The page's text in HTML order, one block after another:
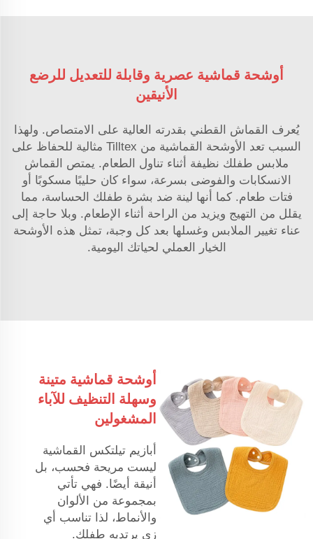
أوشحة قماشية عصرية وقابلة للتعديل للرضع
الأنيقين
يُعرف القماش القطني بقدرته العالية على الامتصاص. ولهذا
السبب تعد الأوشحة القماشية من Tilltex مثالية للحفاظ على
ملابس طفلك نظيفة أثناء تناول الطعام. يمتص القماش
الانسكابات والفوضى بسرعة، سواء كان حليبًا مسكوبًا أو
فتات طعام. كما أنها لينة ضد بشرة طفلك الحساسة، مما
يقلل من التهيج ويزيد من الراحة أثناء الإطعام. وبلا حاجة إلى
عناء تغيير الملابس وغسلها بعد كل وجبة، تمثل هذه الأوشحة
الخيار العملي لحياتك اليومية.
أوشحة قماشية متينة
وسهلة التنظيف للآباء
المشغولين
أبازيم تيلتكس القماشية
ليست مريحة فحسب، بل
أنيقة أيضًا. فهي تأتي
بمجموعة من الألوان
والأنماط، لذا تناسب أي
زي يرتديه طفلك.